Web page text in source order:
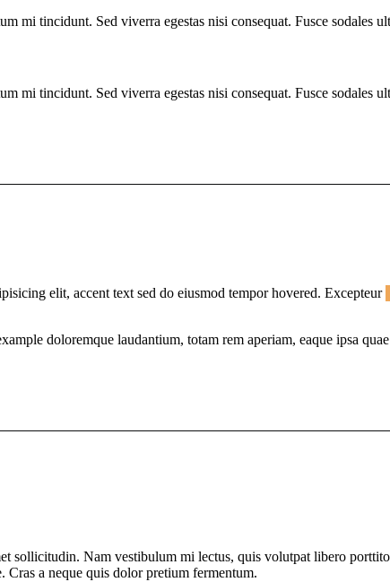
mi tincidunt. Sed viverra egestas nisi consequat. Fusce sodales
mi tincidunt. Sed viverra egestas nisi consequat. Fusce sodales
elit, accent text sed do eiusmod tempor hovered. Excepteur
doloremque laudantium, totam rem aperiam, eaque ipsa
sollicitudin. Nam vestibulum mi lectus, quis volutpat libero
a neque quis dolor pretium fermentum.